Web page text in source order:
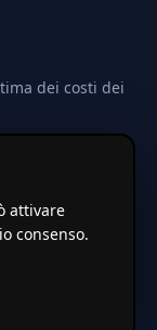
dei costi dei
Non
attivare
consenso.